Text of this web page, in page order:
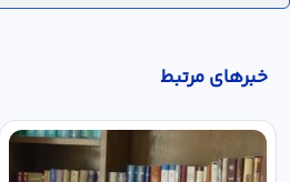
خبر‌های مرتبط